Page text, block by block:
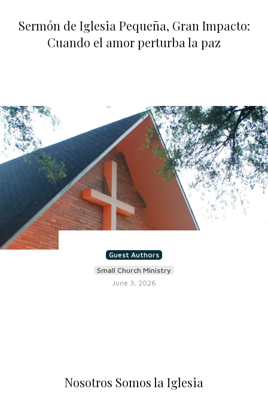
Sermón de Iglesia Pequeña, Gran Impacto:
Cuando el amor perturba la paz
Guest Authors
Small Church Ministry
June 3, 2026
Nosotros Somos la Iglesia